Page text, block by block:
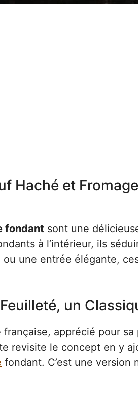
Haché et
fondant sont une
à l’intérieur, ils
une entrée élégante,
un
apprécié pour
revisite le concept en y
fondant. C’est une version